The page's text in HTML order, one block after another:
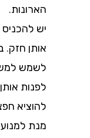
הארונות.
יש
אותן חזק.
לפנות
להוציא
מנת